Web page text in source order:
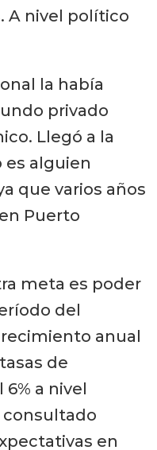
A nivel político
la había
privado
Llegó a la
es alguien
que varios años
Puerto
meta es poder
del
anual
de
a nivel
consultado
en